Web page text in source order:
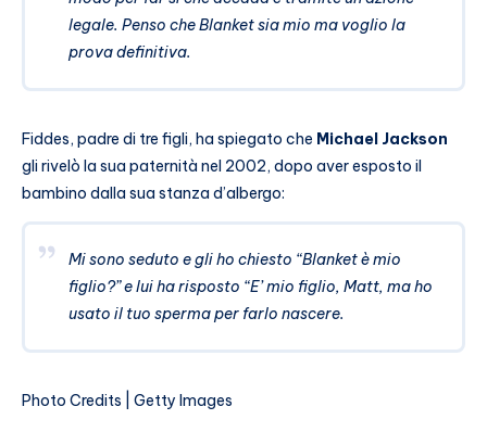
legale. Penso che Blanket sia mio ma voglio la
prova definitiva.
Fiddes, padre di tre figli, ha spiegato che Michael Jackson
gli rivelò la sua paternità nel 2002, dopo aver esposto il
bambino dalla sua stanza d’albergo:
Mi sono seduto e gli ho chiesto “Blanket è mio
figlio?” e lui ha risposto “E’ mio figlio, Matt, ma ho
usato il tuo sperma per farlo nascere.
Photo Credits | Getty Images